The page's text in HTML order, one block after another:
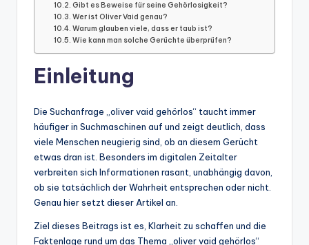
Gibt es Beweise für seine Gehörlosigkeit?
Wer ist Oliver Vaid genau?
Warum glauben viele, dass er taub ist?
Wie kann man solche Gerüchte überprüfen?
Einleitung
Die Suchanfrage „oliver vaid gehörlos“ taucht immer
häufiger in Suchmaschinen auf und zeigt deutlich, dass
viele Menschen neugierig sind, ob an diesem Gerücht
etwas dran ist. Besonders im digitalen Zeitalter
verbreiten sich Informationen rasant, unabhängig davon,
ob sie tatsächlich der Wahrheit entsprechen oder nicht.
Genau hier setzt dieser Artikel an.
Ziel dieses Beitrags ist es, Klarheit zu schaffen und die
Faktenlage rund um das Thema „oliver vaid gehörlos“